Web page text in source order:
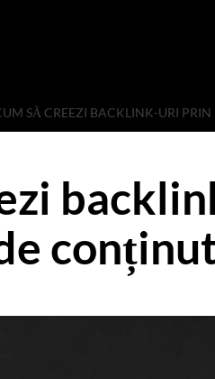
SĂ CREEZI BACKLINK-URI